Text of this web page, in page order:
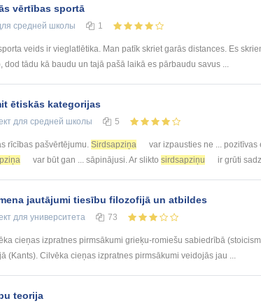
vērtības sportā
средней школы 1
veids ir vieglatlētika. Man patīk skriet garās distances. Es
dod tādu kā baudu un tajā pašā laikā es pārbaudu savus ...
ētiskās kategorijas
для средней школы 5
rīcības pašvērtējumu. Sirdsapziņa var izpausties ne ... pozitīvas
var būt gan ... sāpinājusi. Ar slikto sirdsapziņu ir grūti
jautājumi tiesību filozofijā un atbildes
для университета 73
cieņas izpratnes pirmsākumi grieķu-romiešu sabiedrībā
(Kants). Cilvēka cieņas izpratnes pirmsākumi veidojās jau ...
teorija